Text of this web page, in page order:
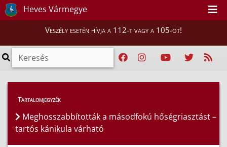
Heves Vármegye
Veszély esetén hívja a 112-t vagy a 105-öt!
Híreink > Hírek
Tartalomjegyzék
Meghosszabbították a másodfokú hőségriasztást –
tartós kánikula várható